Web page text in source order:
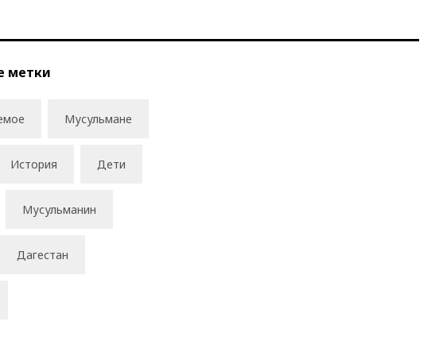
метки
Мусульмане
История Дети
Мусульманин
Дагестан